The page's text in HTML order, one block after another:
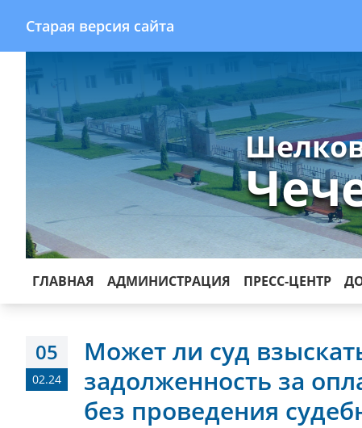
Старая версия сайта
ГЛАВНАЯ АДМИНИСТРАЦИЯ ПРЕСС-ЦЕНТР
05
02.24
Может ли суд
задолженность за
без проведения